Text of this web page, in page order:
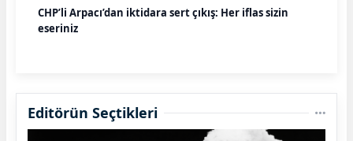
CHP’li Arpacı’dan iktidara sert çıkış: Her iflas sizin
eseriniz
Editörün Seçtikleri